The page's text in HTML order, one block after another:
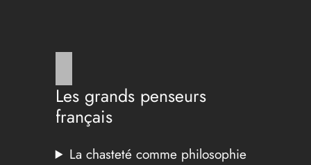
Les grands penseurs
français
La chasteté comme philosophie